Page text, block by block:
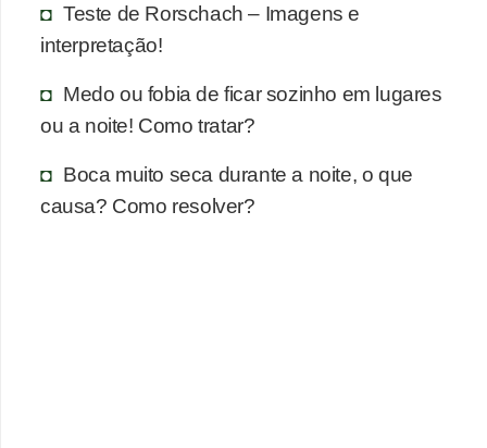
Teste de Rorschach – Imagens e
interpretação!
Medo ou fobia de ficar sozinho em lugares
ou a noite! Como tratar?
Boca muito seca durante a noite, o que
causa? Como resolver?
i
S
a
ú
d